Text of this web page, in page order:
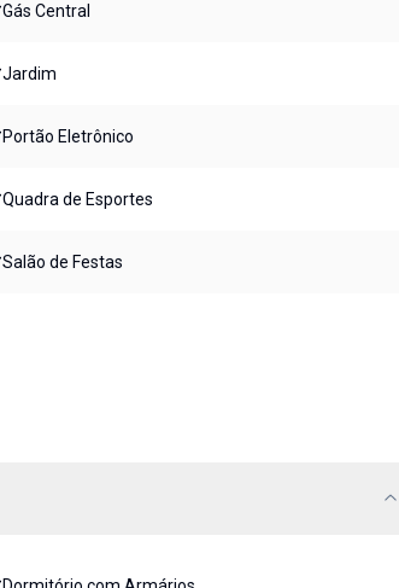
Gás Central
Jardim
Portão Eletrônico
Quadra de Esportes
Salão de Festas